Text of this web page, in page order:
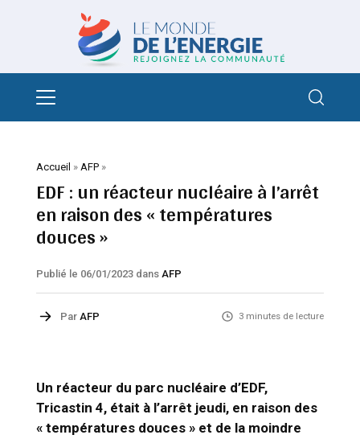
Accueil » AFP»
EDF : un réacteur nucléaire à l’arrêt
en raison des « températures
douces »
Publié le 06/01/2023 dans AFP
Par AFP 3 minutes de lecture
Un réacteur du parc nucléaire d’EDF,
Tricastin 4, était à l’arrêt jeudi, en raison des
« températures douces » et de la moindre